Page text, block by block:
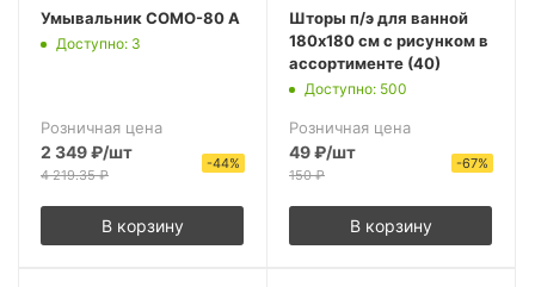
Умывальник COMO-80 А
Доступно: 3
Розничная цена
2 349₽/шт
4 219.35₽
-44%
В корзину
Шторы п/э для ванной
180х180 см с рисунком в
ассортименте (40)
Доступно: 500
Розничная цена
49₽/шт
150₽
-67%
В корзину